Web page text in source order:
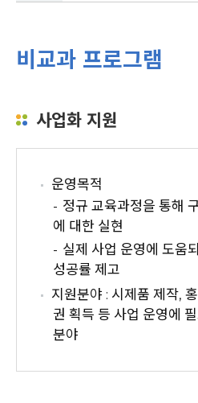
비교과 프로그램
사업화 지원
운영목적
정규 교육과정을 통해
에 대한 실현
실제 사업 운영에 도움
성공률 제고
지원분야 : 시제품 제작,
권 획득 등 사업 운영에
분야